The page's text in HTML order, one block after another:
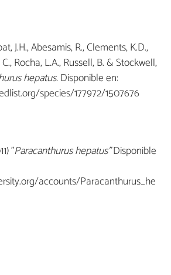
J.H., Abesamis, R., Clements, K.D.,
Rocha, L.A., Russell, B. & Stockwell,
hepatus.Disponible en:
species/177972/1507676
"Paracanthurus hepatus"Disponible
accounts/Paracanthurus_he